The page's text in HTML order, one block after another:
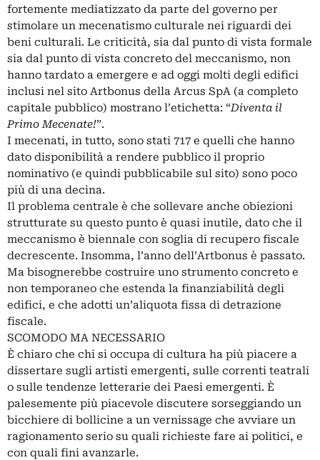
fortemente mediatizzato da parte del governo per
stimolare un mecenatismo culturale nei riguardi dei
beni culturali. Le criticità, sia dal punto di vista formale
sia dal punto di vista concreto del meccanismo, non
hanno tardato a emergere e ad oggi molti degli edifici
inclusi nel sito Artbonus della Arcus SpA (a completo
capitale pubblico) mostrano l’etichetta: “Diventa il
Primo Mecenate!”.
I mecenati, in tutto, sono stati 717 e quelli che hanno
dato disponibilità a rendere pubblico il proprio
nominativo (e quindi pubblicabile sul sito) sono poco
più di una decina.
Il problema centrale è che sollevare anche obiezioni
strutturate su questo punto è quasi inutile, dato che il
meccanismo è biennale con soglia di recupero fiscale
decrescente. Insomma, l’anno dell’Artbonus è passato.
Ma bisognerebbe costruire uno strumento concreto e
non temporaneo che estenda la finanziabilità degli
edifici, e che adotti un’aliquota fissa di detrazione
fiscale.
SCOMODO MA NECESSARIO
È chiaro che chi si occupa di cultura ha più piacere a
dissertare sugli artisti emergenti, sulle correnti teatrali
o sulle tendenze letterarie dei Paesi emergenti. È
palesemente più piacevole discutere sorseggiando un
bicchiere di bollicine a un vernissage che avviare un
ragionamento serio su quali richieste fare ai politici, e
con quali fini avanzarle.